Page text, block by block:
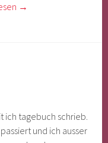
→
ich tagebuch schrieb.
und ich ausser